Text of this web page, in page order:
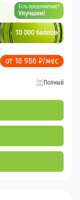
Есть предложение?
Улучшим!
10 000 баллов
от 18 986 ₽/мес
Полный